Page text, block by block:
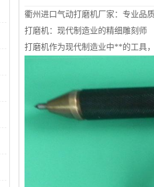
衢州进口气动打磨机厂家：专业品
打磨机：现代制造业的精细雕刻师
打磨机作为现代制造业中**的工具